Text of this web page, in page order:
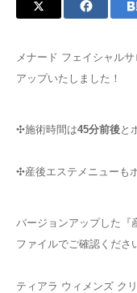
メナード フェイシャル
アップいたしました！
✣施術時間は45分前後と
✣産後エステメニューも
バージョンアップした『
ファイルでご確認くださ
ティアラ ウィメンズ ク